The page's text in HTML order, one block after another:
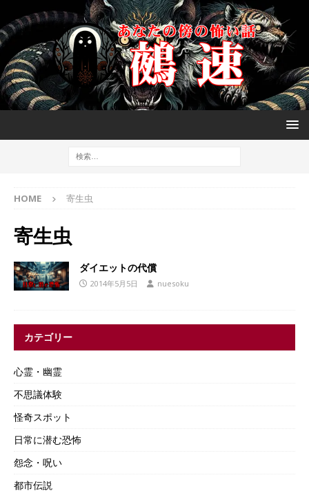
HOME 寄生虫
寄生虫
ダイエットの代償
2014年5月5日 nuesoku
カテゴリー
心霊・幽霊
不思議体験
怪奇スポット
日常に潜む恐怖
怨念・呪い
都市伝説